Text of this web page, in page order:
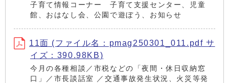
子育て情報コーナー 子育て支援センター、児童
館、おはなし会、公園で遊ぼう、お知らせ
11面 (ファイル名：pmag250301_011.pdf サ
イズ：390.98KB)
今月の各種相談／市税などの「夜間・休日収納窓
口」／市長談話室 ／交通事故発生状況、火災等発